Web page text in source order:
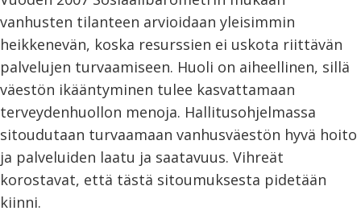
vanhusten tilanteen arvioidaan yleisimmin
heikkenevän, koska resurssien ei uskota riittävän
palvelujen turvaamiseen. Huoli on aiheellinen, sillä
väestön ikääntyminen tulee kasvattamaan
terveydenhuollon menoja. Hallitusohjelmassa
sitoudutaan turvaamaan vanhusväestön hyvä hoito
ja palveluiden laatu ja saatavuus. Vihreät
korostavat, että tästä sitoumuksesta pidetään
kiinni.